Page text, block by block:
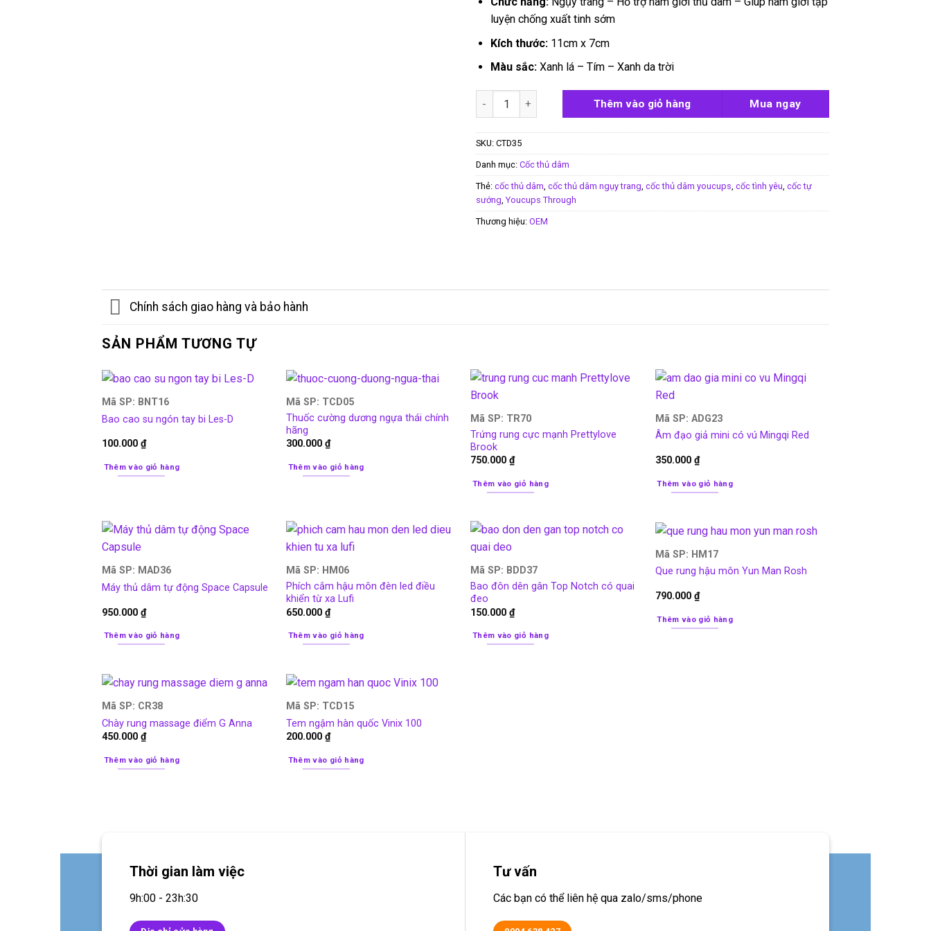
luyện chống xuất tinh sớm
Kích thước:11cm x 7cm
Màu sắc: Xanh lá – Tím – Xanh da trời
Cốc thủ dâm ngụy trang Youcups Through số lượng
Thêm vào giỏ hàng Mua ngay
SKU: CTD35
Danh mục: Cốc thủ dâm
Thẻ: cốc thủ dâm cốc thủ dâm ngụy trang cốc thủ dâm youcups cốc tình yêu cốc tự
sướng Youcups Through
Thương hiệu: OEM
Chính sách giao hàng và bảo hành
SẢN PHẨM TƯƠNG TỰ
Mã SP: BNT16
Bao cao su ngón tay bi Les-D
100.000 ₫
Thêm vào giỏ hàng
Mã SP: TCD05
Thuốc cường dương ngựa thái chính
hãng
300.000₫
Thêm vào giỏ hàng
Mã SP: TR70
Trứng rung cực mạnh Prettylove
Brook
750.000₫
Thêm vào giỏ hàng
Mã SP: ADG23
Âm đạo giả mini có vú Mingqi Red
350.000 ₫
Thêm vào giỏ hàng
Mã SP: MAD36
Máy thủ dâm tự động Space Capsule
950.000 ₫
Thêm vào giỏ hàng
Mã SP: HM06
Phích cắm hậu môn đèn led điều
khiển từ xa Lufi
650.000₫
Thêm vào giỏ hàng
Mã SP: BDD37
Bao đôn dên gân Top Notch có quai
đeo
150.000₫
Thêm vào giỏ hàng
Mã SP: HM17
Que rung hậu môn Yun Man Rosh
790.000 ₫
Thêm vào giỏ hàng
Mã SP: CR38
Chày rung massage điểm G Anna
450.000 ₫
Thêm vào giỏ hàng
Mã SP: TCD15
Tem ngậm hàn quốc Vinix 100
200.000₫
Thêm vào giỏ hàng
Thời gian làm việc
9h:00 - 23h:30
Tư vấn
Các bạn có thể liên hệ qua zalo/sms/phone